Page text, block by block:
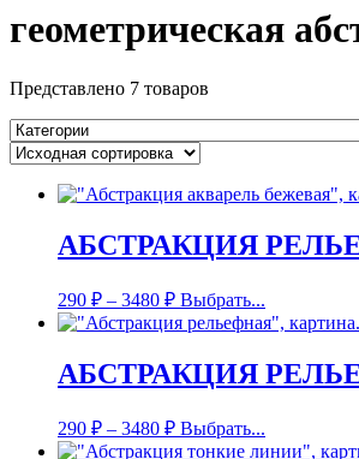
геометрическая
Представлено 7 товаров
АБСТРАКЦИЯ
290 ₽ – 3480 ₽ Выбрать...
АБСТРАКЦИЯ
290 ₽ – 3480 ₽ Выбрать...